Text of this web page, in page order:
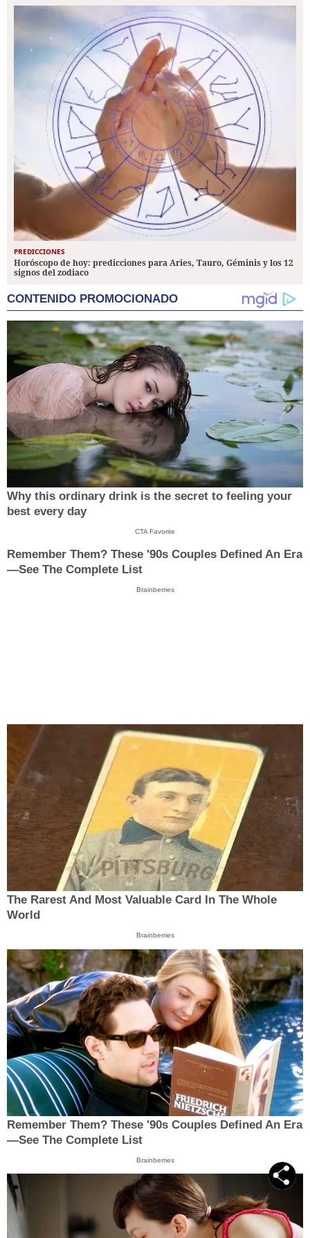
PREDICCIONES
Horóscopo de hoy: predicciones para Aries, Tauro, Géminis y los 12
signos del zodiaco
CONTENIDO PROMOCIONADO
Why this ordinary drink is the secret to feeling your
best every day
CTA Favorite
Remember Them? These '90s Couples Defined An Era
—See The Complete List
Brainberries
The Rarest And Most Valuable Card In The Whole
World
Brainberries
Remember Them? These '90s Couples Defined An Era
—See The Complete List
Brainberries